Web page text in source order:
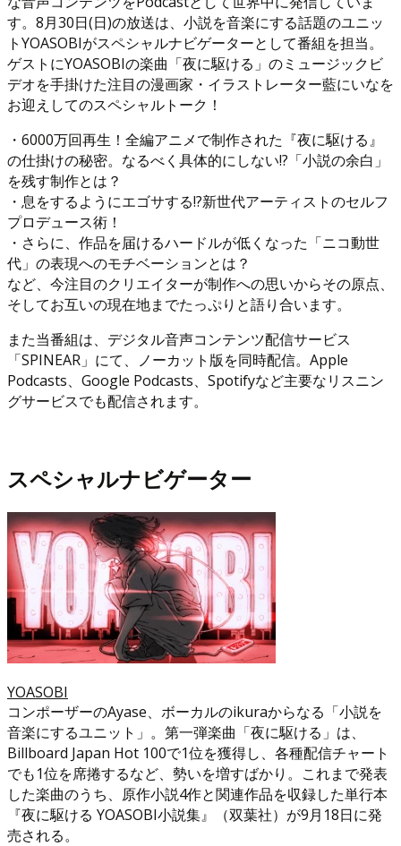
す。8月30日(日)の放送は、小説を音楽にする話題のユニッ
トYOASOBIがスペシャルナビゲーターとして番組を担当。
ゲストにYOASOBIの楽曲「夜に駆ける」のミュージックビ
デオを手掛けた注目の漫画家・イラストレーター藍にいなを
お迎えしてのスペシャルトーク！
・6000万回再生！全編アニメで制作された『夜に駆ける』
の仕掛けの秘密。なるべく具体的にしない!?「小説の余白」
を残す制作とは？
・息をするようにエゴサする!?新世代アーティストのセルフ
プロデュース術！
・さらに、作品を届けるハードルが低くなった「ニコ動世
代」の表現へのモチベーションとは？
など、今注目のクリエイターが制作への思いからその原点、
そしてお互いの現在地までたっぷりと語り合います。
また当番組は、デジタル音声コンテンツ配信サービス
「SPINEAR」にて、ノーカット版を同時配信。Apple
Podcasts、Google Podcasts、Spotifyなど主要なリスニン
グサービスでも配信されます。
スペシャルナビゲーター
YOASOBI
コンポーザーのAyase、ボーカルのikuraからなる「小説を
音楽にするユニット」。第一弾楽曲「夜に駆ける」は、
Billboard Japan Hot 100で1位を獲得し、各種配信チャート
でも1位を席捲するなど、勢いを増すばかり。これまで発表
した楽曲のうち、原作小説4作と関連作品を収録した単行本
『夜に駆ける YOASOBI小説集』（双葉社）が9月18日に発
売される。